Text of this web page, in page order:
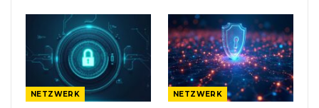
NETZWERK NETZWERK